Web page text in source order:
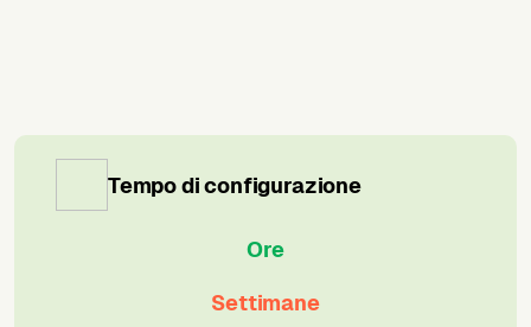
Tempo di configurazione
Ore
Settimane